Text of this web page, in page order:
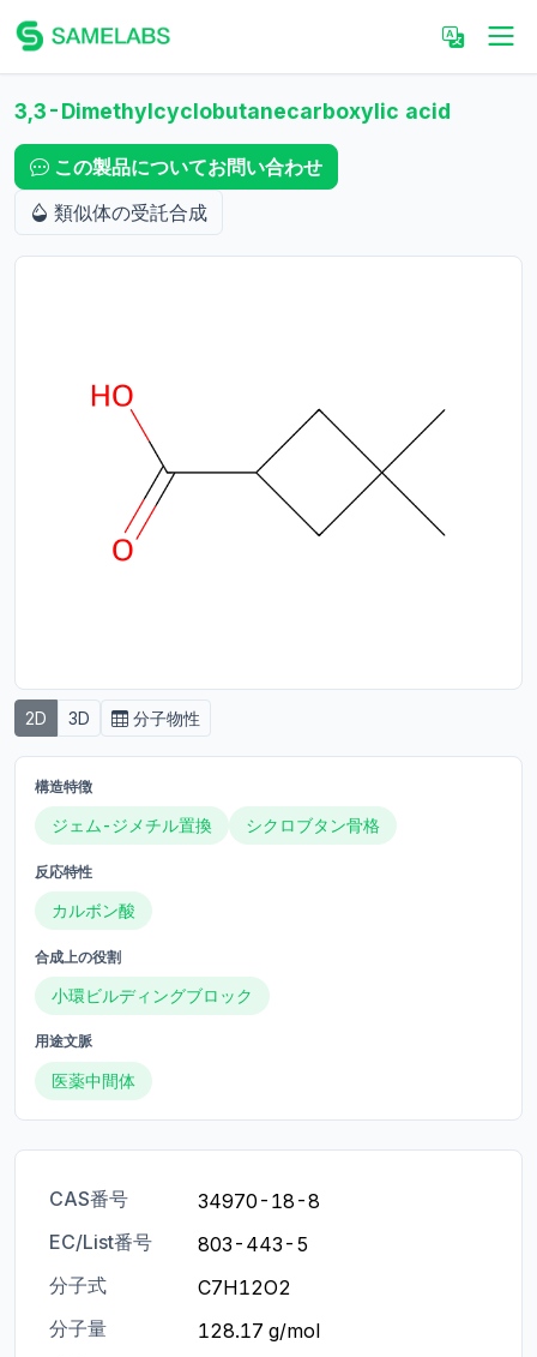
3,3-Dimethylcyclobutanecarboxylic acid
この製品についてお問い合わせ
類似体の受託合成
2D 3D 分子物性
構造特徴
ジェム-ジメチル置換 シクロブタン骨格
反応特性
カルボン酸
合成上の役割
小環ビルディングブロック
用途文脈
医薬中間体
CAS番号
34970-18-8
EC/List番号
803-443-5
分子式
C7H12O2
分子量
128.17 g/mol